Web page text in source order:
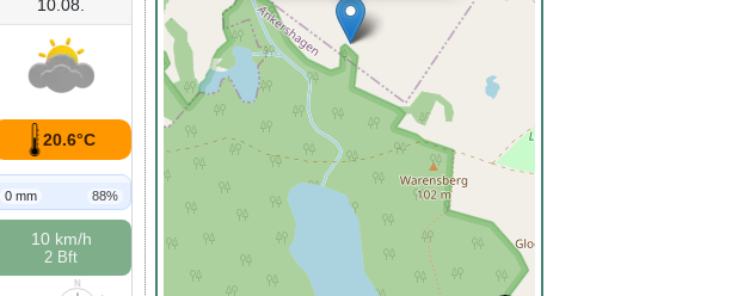
10.08.
20.6°C
0 mm 88%
10 km/h
2 Bft
N